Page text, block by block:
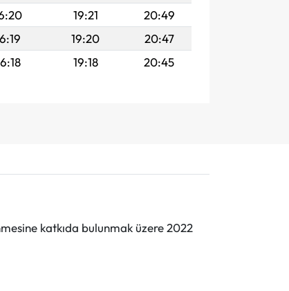
19:21
20:49
19:20
20:47
19:18 20:45
katkıda bulunmak üzere 2022